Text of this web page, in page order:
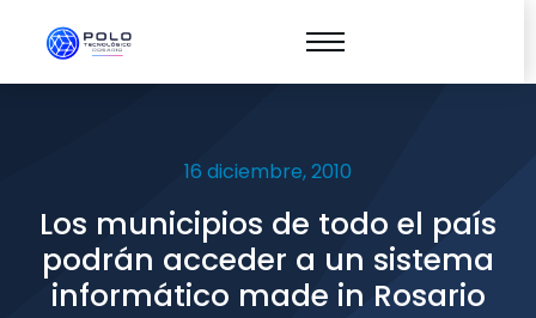
16 diciembre, 2010
Los municipios de todo el país
podrán acceder a un sistema
informático made in Rosario